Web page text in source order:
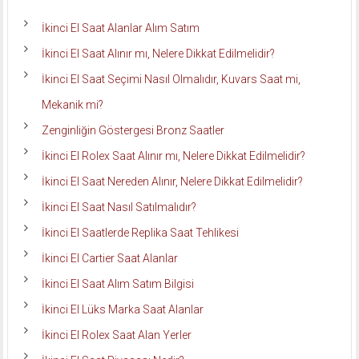
İkinci El Saat Alanlar Alım Satım
İkinci El Saat Alınır mı, Nelere Dikkat Edilmelidir?
İkinci El Saat Seçimi Nasıl Olmalıdır, Kuvars Saat mi,
Mekanik mi?
Zenginliğin Göstergesi Bronz Saatler
İkinci El Rolex Saat Alınır mı, Nelere Dikkat Edilmelidir?
İkinci El Saat Nereden Alınır, Nelere Dikkat Edilmelidir?
İkinci El Saat Nasıl Satılmalıdır?
İkinci El Saatlerde Replika Saat Tehlikesi
İkinci El Cartier Saat Alanlar
İkinci El Saat Alım Satım Bilgisi
İkinci El Lüks Marka Saat Alanlar
İkinci El Rolex Saat Alan Yerler